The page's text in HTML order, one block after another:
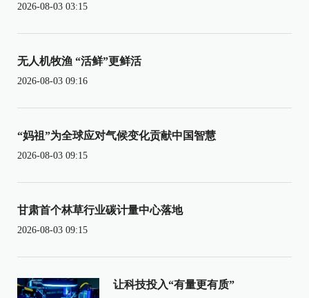
2026-08-03 03:15
无人机牧渔 “活鲜”更鲜活
2026-08-03 09:16
“妈祖”为全球应对气候变化贡献中国智慧
2026-08-03 09:15
甘肃首个林草行业碳计量中心落地
2026-08-03 09:15
让科技投入“有量更有质”